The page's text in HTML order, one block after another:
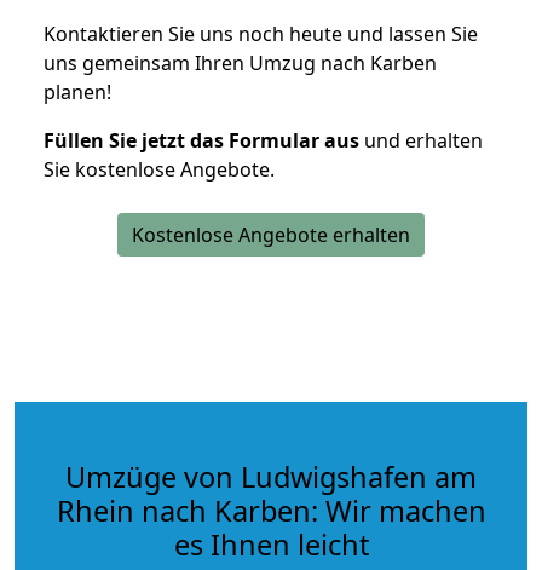
Kontaktieren Sie uns noch heute und lassen Sie
uns gemeinsam Ihren Umzug nach Karben
planen!
Füllen Sie jetzt das Formular aus und erhalten
Sie kostenlose Angebote.
Kostenlose Angebote erhalten
Umzüge von Ludwigshafen am
Rhein nach Karben: Wir machen
es Ihnen leicht